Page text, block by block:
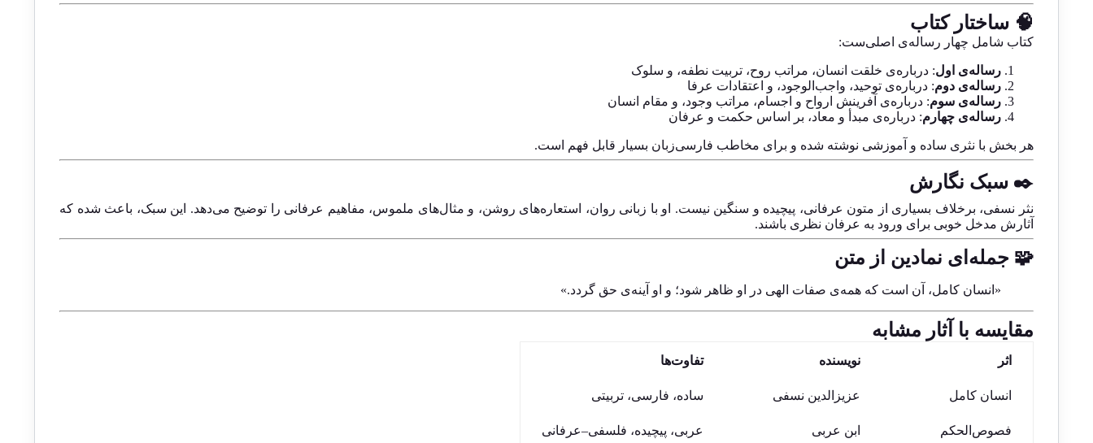
🧠 ساختار کتاب
کتاب شامل چهار رساله‌ی اصلی‌ست:
رساله‌ی اول: درباره‌ی خلقت انسان، مراتب روح، تربیت نطفه، و سلوک
رساله‌ی دوم: درباره‌ی توحید، واجب‌الوجود، و اعتقادات عرفا
رساله‌ی سوم: درباره‌ی آفرینش ارواح و اجسام، مراتب وجود، و مقام انسان
رساله‌ی چهارم: درباره‌ی مبدأ و معاد، بر اساس حکمت و عرفان
هر بخش با نثری ساده و آموزشی نوشته شده و برای مخاطب فارسی‌زبان بسیار قابل فهم است.
✒️ سبک نگارش
نثر نسفی، برخلاف بسیاری از متون عرفانی، پیچیده و سنگین نیست. او با زبانی روان، استعاره‌های روشن، و مثال‌های ملموس، مفاهیم عرفانی را توضیح می‌دهد. این سبک، باعث شده که
آثارش مدخل خوبی برای ورود به عرفان نظری باشند.
🧩 جمله‌ای نمادین از متن
«انسان کامل، آن است که همه‌ی صفات الهی در او ظاهر شود؛ و او آینه‌ی حق گردد.»
مقایسه با آثار مشابه
اثر نویسنده تفاوت‌ها
انسان کامل عزیزالدین نسفی ساده، فارسی، تربیتی
فصوص‌الحکم ابن عربی عربی، پیچیده، فلسفی–عرفانی